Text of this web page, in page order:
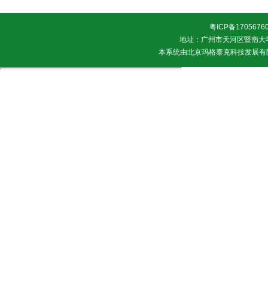
粤ICP备
地址：广州市天河区暨南
本系统由北京玛格泰克科技发展有